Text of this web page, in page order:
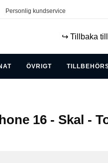
Personlig kundservice
↪️ Tillbaka
ÖVRIGT
16 - Skal -